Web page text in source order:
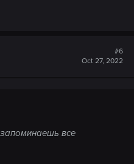
#6
Oct 27, 2022
все